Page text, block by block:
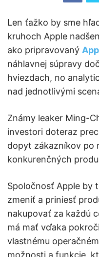
Len ťažko by sme
kruhoch Apple
ako pripravovaný
náhlavnej súpravy
hviezdach, no
nad jednotlivými
Známy leaker Ming-
investori doteraz
dopyt zákazníkov po
konkurenčných
Spoločnosť Apple by
zmeniť a priniesť
nakupovať za každú
má mať vďaka
vlastnému